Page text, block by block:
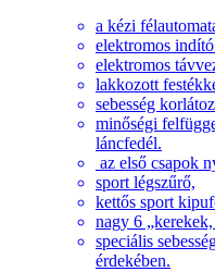
a kézi
elektromos indító
elektromos
lakkozott
sebesség
minőségi
láncfedél.
az első csapok
sport légszűrő,
kettős sport
nagy 6
speciális
érdekében.